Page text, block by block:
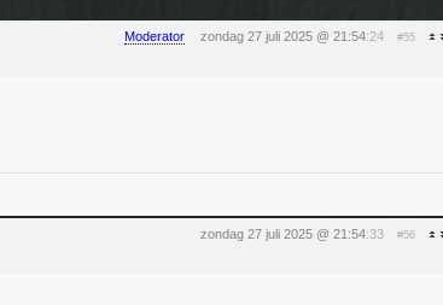
Moderator zondag 27 juli 2025 @ 21:54:24 #55
zondag 27 juli 2025 @ 21:54:33 #56